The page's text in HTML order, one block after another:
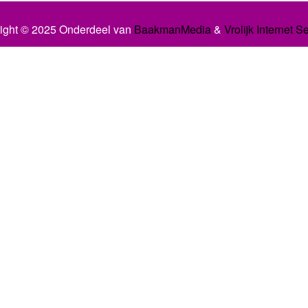
© 2025 Onderdeel van BaakmanMedia& Vrolijk Internet